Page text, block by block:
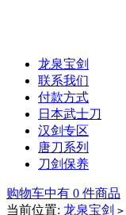
龙泉宝剑
联系我们
付款方式
日本武士刀
汉剑专区
唐刀系列
刀剑保养
购物车中有 0 件商品
当前位置: 龙泉宝剑 >